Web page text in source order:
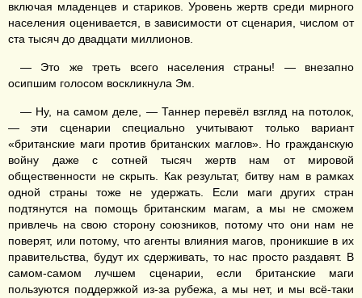
включая младенцев и стариков. Уровень жертв среди мирного
населения оценивается, в зависимости от сценария, числом от
ста тысяч до двадцати миллионов.
— Это же треть всего населения страны! — внезапно
осипшим голосом воскликнула Эм.
— Ну, на самом деле, — Таннер перевёл взгляд на потолок,
— эти сценарии специально учитывают только вариант
«британские маги против британских маглов». Но гражданскую
войну даже с сотней тысяч жертв нам от мировой
общественности не скрыть. Как результат, битву нам в рамках
одной страны тоже не удержать. Если маги других стран
подтянутся на помощь британским магам, а мы не сможем
привлечь на свою сторону союзников, потому что они нам не
поверят, или потому, что агенты влияния магов, проникшие в их
правительства, будут их сдерживать, то нас просто раздавят. В
самом-самом лучшем сценарии, если британские маги
пользуются поддержкой из-за рубежа, а мы нет, и мы всё-таки